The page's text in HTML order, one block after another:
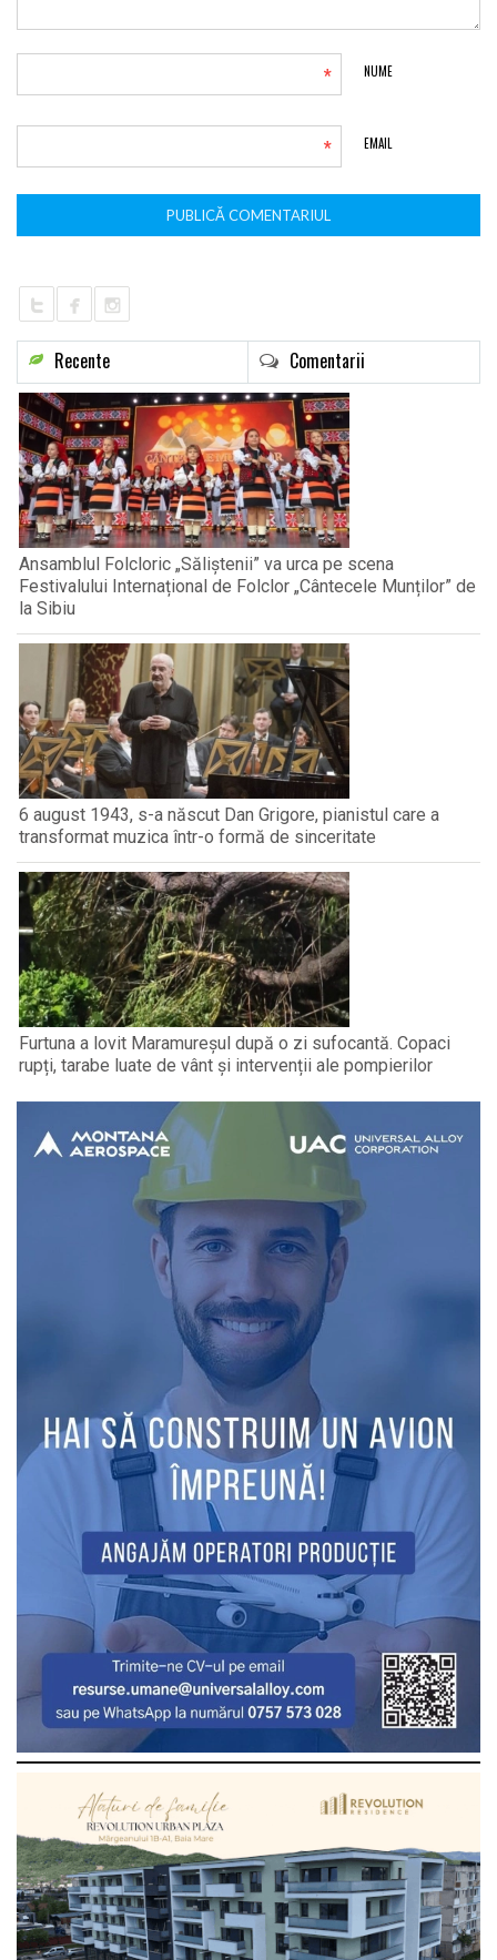
NUME
*
EMAIL
*
Recente Comentarii
Ansamblul Folcloric „Săliștenii” va urca pe scena
Festivalului Internațional de Folclor „Cântecele Munților” de
la Sibiu
6 august 1943, s-a născut Dan Grigore, pianistul care a
transformat muzica într-o formă de sinceritate
Furtuna a lovit Maramureșul după o zi sufocantă. Copaci
rupți, tarabe luate de vânt și intervenții ale pompierilor